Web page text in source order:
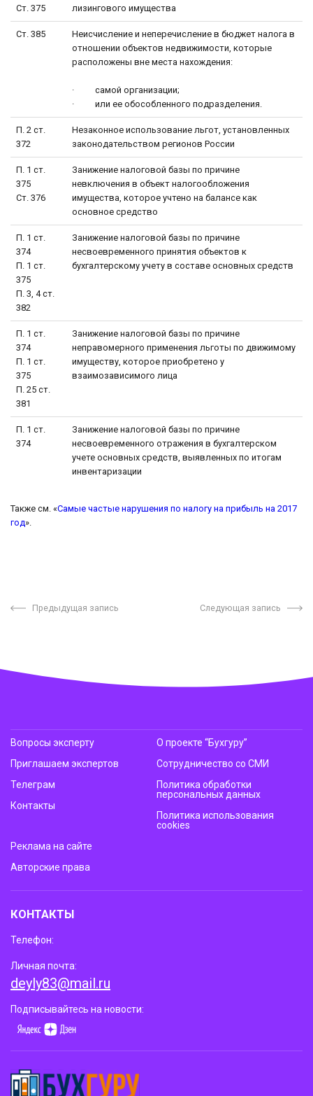
Ст. 375
лизингового имущества
Ст. 385
Неисчисление и неперечисление в бюджет налога в
отношении объектов недвижимости, которые
расположены вне места нахождения:
· самой организации;
· или ее обособленного подразделения.
П. 2 ст.
372
Незаконное использование льгот, установленных
законодательством регионов России
П. 1 ст.
375
Ст. 376
Занижение налоговой базы по причине
невключения в объект налогообложения
имущества, которое учтено на балансе как
основное средство
П. 1 ст.
374
П. 1 ст.
375
П. 3, 4 ст.
382
Занижение налоговой базы по причине
несвоевременного принятия объектов к
бухгалтерскому учету в составе основных средств
П. 1 ст.
374
П. 1 ст.
375
П. 25 ст.
381
Занижение налоговой базы по причине
неправомерного применения льготы по движимому
имуществу, которое приобретено у
взаимозависимого лица
П. 1 ст.
374
Занижение налоговой базы по причине
несвоевременного отражения в бухгалтерском
учете основных средств, выявленных по итогам
инвентаризации
Также см. «Самые частые нарушения по налогу на прибыль на 2017
год».
Предыдущая запись Следующая запись
Вопросы эксперту
Приглашаем экспертов
Телеграм
Контакты
О проекте “Бухгуру”
Сотрудничество со СМИ
Политика обработки
персональных данных
Политика использования
cookies
Реклама на сайте
Авторские права
КОНТАКТЫ
Телефон:
Личная почта:
deyly83@mail.ru
Подписывайтесь на новости: